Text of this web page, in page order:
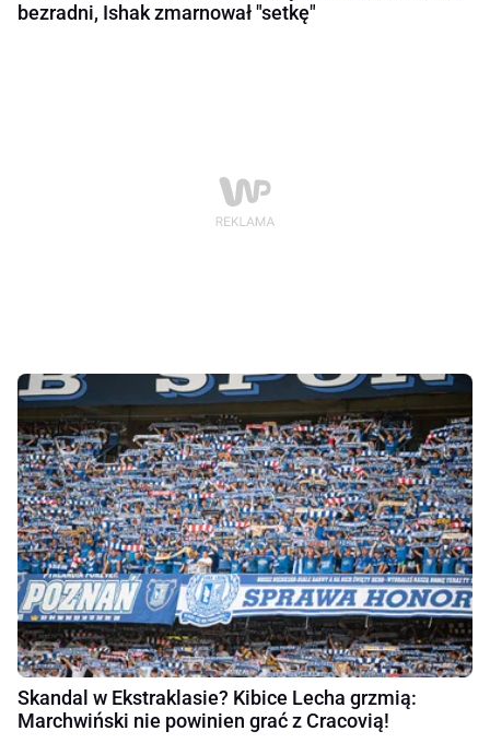
bezradni, Ishak zmarnował "setkę"
Skandal w Ekstraklasie? Kibice Lecha grzmią:
Marchwiński nie powinien grać z Cracovią!